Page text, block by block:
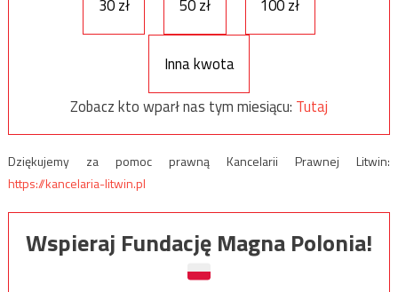
30 zł
50 zł 100 zł
Inna kwota
Zobacz kto wparł nas tym miesiącu: Tutaj
Dziękujemy za pomoc prawną Kancelarii Prawnej Litwin:
https://kancelaria-litwin.pl
Wspieraj Fundację Magna Polonia!